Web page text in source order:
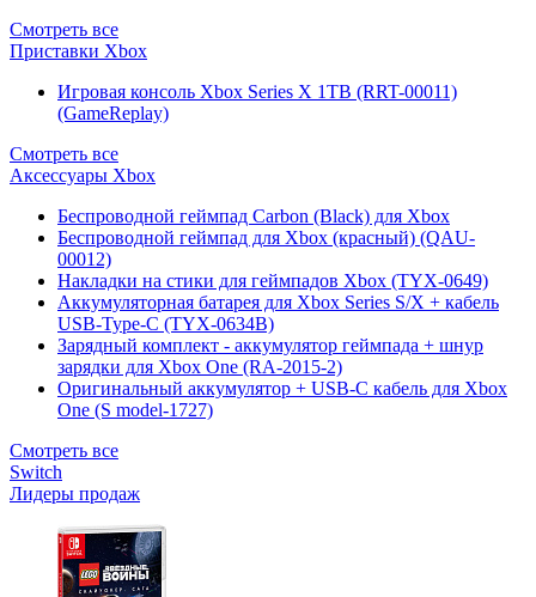
Смотреть все
Приставки Xbox
Игровая консоль Xbox Series X 1TB (RRT-00011)
(GameReplay)
Смотреть все
Аксессуары Xbox
Беспроводной геймпад Carbon (Black) для Xbox
Беспроводной геймпад для Xbox (красный) (QAU-
00012)
Накладки на стики для геймпадов Xbox (TYX-0649)
Аккумуляторная батарея для Xbox Series S/X + кабель
USB-Type-C (TYX-0634B)
Зарядный комплект - аккумулятор геймпада + шнур
зарядки для Xbox One (RA-2015-2)
Оригинальный аккумулятор + USB-C кабель для Xbox
One (S model-1727)
Смотреть все
Switch
Лидеры продаж